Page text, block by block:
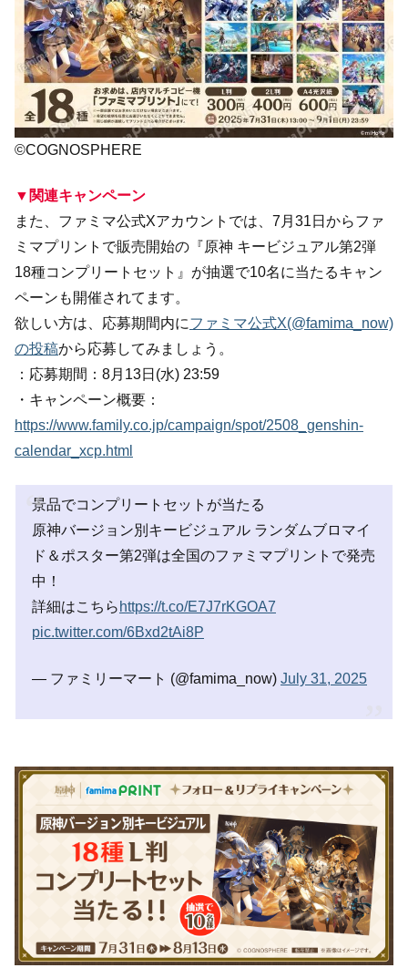
©COGNOSPHERE
▼関連キャンペーン
また、ファミマ公式Xアカウントでは、7月31日からファ
ミマプリントで販売開始の『原神 キービジュアル第2弾
18種コンプリートセット』が抽選で10名に当たるキャン
ペーンも開催されてます。
欲しい方は、応募期間内にファミマ公式X(@famima_now)
の投稿から応募してみましょう。
：応募期間：8月13日(水) 23:59
・キャンペーン概要：
https://www.family.co.jp/campaign/spot/2508_genshin-
calendar_xcp.html
景品でコンプリートセットが当たる
原神バージョン別キービジュアル ランダムブロマイ
ド＆ポスター第2弾は全国のファミマプリントで発売
中！
詳細はこちら https://t.co/E7J7rKGOA7
pic.twitter.com/6Bxd2tAi8P
— ファミリーマート (@famima_now) July 31, 2025